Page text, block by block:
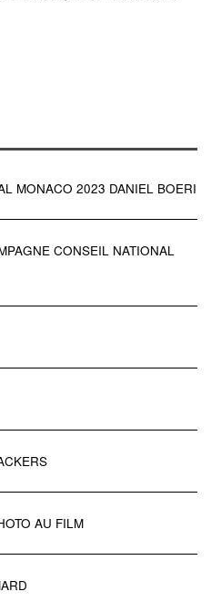
MONACO 2023 DANIEL BOERI
CONSEIL NATIONAL
AU FILM